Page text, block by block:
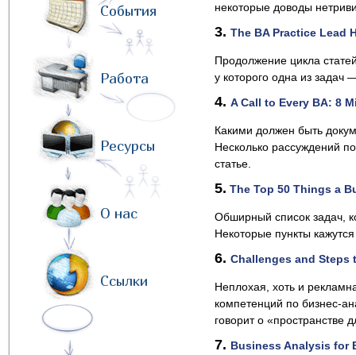
События
Работа
Ресурсы
О нас
Ссылки
некоторые доводы
3. The BA Practice Lead
Продолжение цикла
у которого одна из
4. A Call to Every BA: 8
Какими должен быть
Несколько рассуждений
статье.
5. The Top 50 Things a
Обширный список задач,
Некоторые пункты
6. Challenges and Steps
Неплохая, хоть и
компетенций по бизнес-
говорит о «пространстве
7. Business Analysis for